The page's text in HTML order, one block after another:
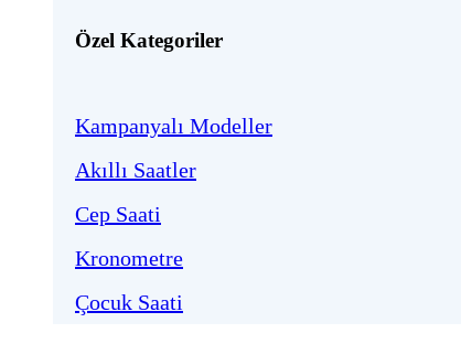
Özel Kategoriler
Kampanyalı Modeller
Akıllı Saatler
Cep Saati
Kronometre
Çocuk Saati